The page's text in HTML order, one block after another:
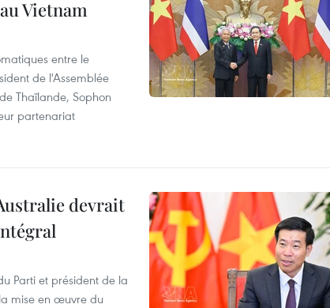
Vietnam
entre le
de l'Assemblée
Thaïlande, Sophon
partenariat
devrait
Parti et président de la
mise en œuvre du